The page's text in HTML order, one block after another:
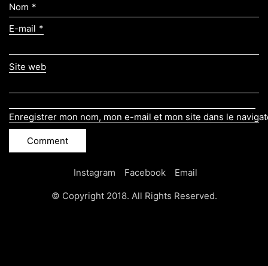
Nom *
E-mail *
Site web
Enregistrer mon nom, mon e-mail et mon site dans le
Instagram Facebook Email
© Copyright 2018. All Rights Reserved.